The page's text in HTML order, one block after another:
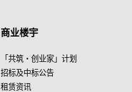
商业楼宇
「共筑・创业家」计划
招标及中标公告
租赁资讯